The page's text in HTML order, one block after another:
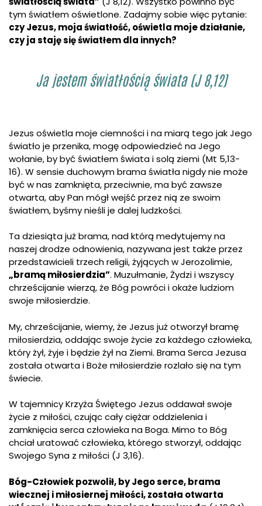
tym światłem oświetlone. Zadajmy sobie więc pytanie:
czy Jezus, moja światłość, oświetla moje działanie,
czy ja staję się światłem dla innych?
Ja jestem światłością świata (J 8,12)
Jezus oświetla moje ciemności i na miarą tego jak Jego
światło je przenika, mogę odpowiedzieć na Jego
wołanie, by być światłem świata i solą ziemi (Mt 5,13-
16). W sensie duchowym brama światła nigdy nie może
być w nas zamknięta, przeciwnie, ma być zawsze
otwarta, aby Pan mógł wejść przez nią ze swoim
światłem, byśmy nieśli je dalej ludzkości.
Ta dziesiąta już brama, nad którą medytujemy na
naszej drodze odnowienia, nazywana jest także przez
przedstawicieli trzech religii, żyjących w Jerozolimie,
„bramą miłosierdzia”. Muzułmanie, Żydzi i wszyscy
chrześcijanie wierzą, że Bóg powróci i okaże ludziom
swoje miłosierdzie.
My, chrześcijanie, wiemy, że Jezus już otworzył bramę
miłosierdzia, oddając swoje życie za każdego człowieka,
który żył, żyje i będzie żył na Ziemi. Brama Serca Jezusa
została otwarta i Boże miłosierdzie rozlało się na tym
świecie.
W tajemnicy Krzyża Świętego Jezus oddawał swoje
życie z miłości, czując cały ciężar oddzielenia i
zamknięcia serca człowieka na Boga. Mimo to Bóg
chciał uratować człowieka, którego stworzył, oddając
Swojego Syna z miłości (J 3,16).
Bóg-Człowiek pozwolił, by Jego serce, brama
wiecznej i miłosiernej miłości, została otwarta